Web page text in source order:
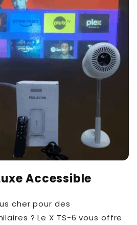
Accessible
cher pour des
? Le X TS-6 vous offre